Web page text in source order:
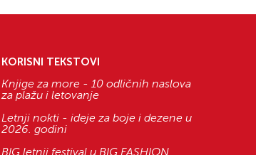
KORISNI TEKSTOVI
Knjige za more - 10 odličnih naslova
za plažu i letovanje
Letnji nokti - ideje za boje i dezene u
2026. godini
BIG letnji festival u BIG FASHION